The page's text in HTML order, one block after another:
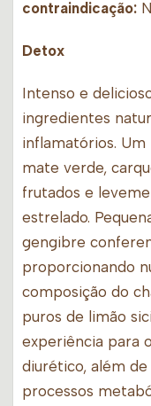
contraindicação:
Detox
Intenso e
ingredientes
inflamatórios. Um
mate verde,
frutados e
estrelado.
gengibre
proporcionando
composição do
puros de limão
experiência para
diurético, além
processos